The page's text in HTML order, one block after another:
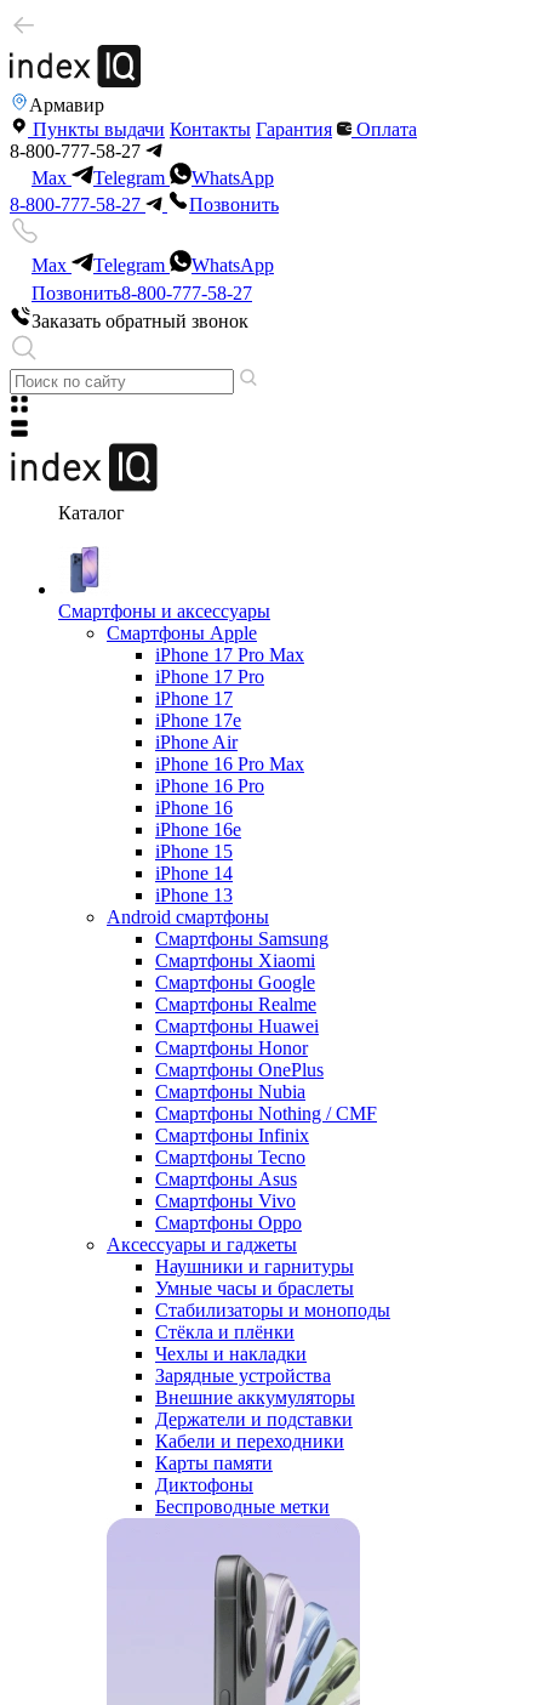
Армавир
Пункты выдачи Контакты Гарантия
Оплата
8-800-777-58-27
Max
Telegram
WhatsApp
8-800-777-58-27
Позвонить
Max Telegram
WhatsApp
Позвонить8-800-777-58-27
Заказать обратный звонок
Каталог
Смартфоны и аксессуары
Смартфоны Apple
iPhone 17 Pro Max
iPhone 17 Pro
iPhone 17
iPhone 17e
iPhone Air
iPhone 16 Pro Max
iPhone 16 Pro
iPhone 16
iPhone 16e
iPhone 15
iPhone 14
iPhone 13
Android cмартфоны
Смартфоны Samsung
Смартфоны Xiaomi
Смартфоны Google
Смартфоны Realme
Смартфоны Huawei
Смартфоны Honor
Смартфоны OnePlus
Смартфоны Nubia
Смартфоны Nothing / CMF
Смартфоны Infinix
Смартфоны Tecno
Смартфоны Asus
Смартфоны Vivo
Смартфоны Oppo
Аксессуары и гаджеты
Наушники и гарнитуры
Умные часы и браслеты
Стабилизаторы и моноподы
Стёкла и плёнки
Чехлы и накладки
Зарядные устройства
Внешние аккумуляторы
Держатели и подставки
Кабели и переходники
Карты памяти
Диктофоны
Беспроводные метки